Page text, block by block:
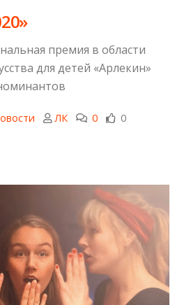
премия в области
для детей «Арлекин»
ЛК 0 0